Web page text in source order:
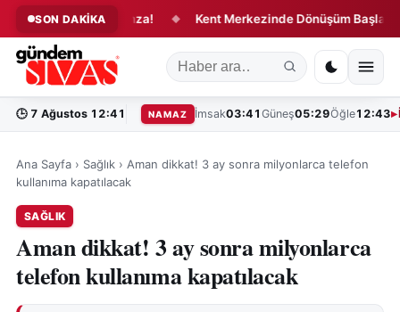
SON DAKİKA
Değiştirecek İmza! ◆ Kent Merkezinde Dönüşüm Başladı!
🕒 7 Ağustos 12:41 NAMAZ İmsak03:41 Güneş05:29Öğle12:43
Ana Sayfa › Sağlık › Aman dikkat! 3 ay sonra milyonlarca telefon
kullanıma kapatılacak
SAĞLIK
Aman dikkat! 3 ay sonra milyonlarca
telefon kullanıma kapatılacak